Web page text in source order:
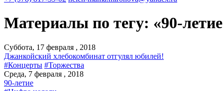
Материалы по тегу: «90-летие
Суббота, 17 февраля , 2018
Джанкойский хлебокомбинат отгулял юбилей!
#Концерты #Торжества
Среда, 7 февраля , 2018
90-летие